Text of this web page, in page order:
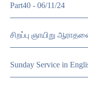
Part40 - 06/11/24
சிறப்பு ஞாயிறு
Sunday Service in